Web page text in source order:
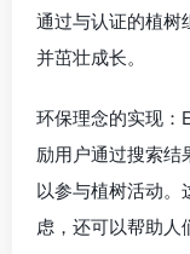
通过与认证的植树
并茁壮成长。
环保理念的实现：
励用户通过搜索结
以参与植树活动。
虑，还可以帮助人